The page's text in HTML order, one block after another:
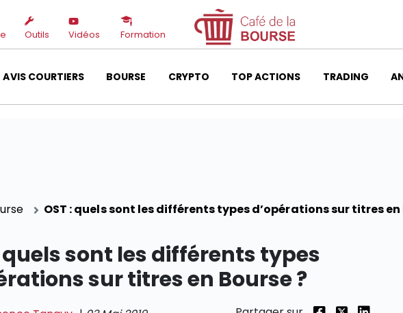
Outils Vidéos Formation
AVIS COURTIERS BOURSE CRYPTO TOP ACTIONS TRADING
OST : quels sont les différents types d’opérations sur titres en
quels sont les différents types
sur titres en Bourse ?